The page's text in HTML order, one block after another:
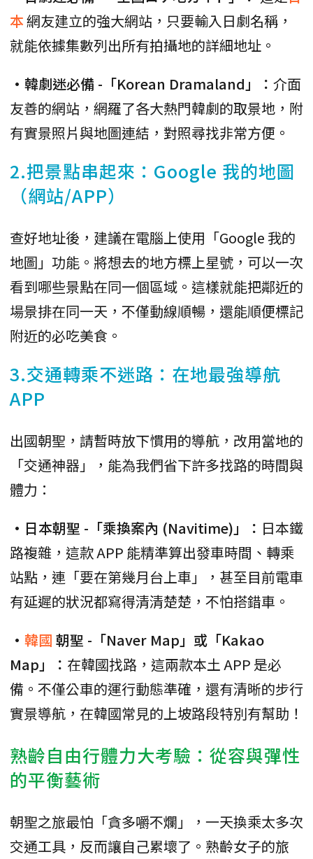
本網友建立的強大網站，只要輸入日劇名稱，
就能依據集數列出所有拍攝地的詳細地址。
•韓劇迷必備 -「Korean Dramaland」： 介面
友善的網站，網羅了各大熱門韓劇的取景地，附
有實景照片與地圖連結，對照尋找非常方便。
2.把景點串起來：Google 我的地圖
（網站/APP）
查好地址後，建議在電腦上使用「Google 我的
地圖」功能。將想去的地方標上星號，可以一次
看到哪些景點在同一個區域。這樣就能把鄰近的
場景排在同一天，不僅動線順暢，還能順便標記
附近的必吃美食。
3.交通轉乘不迷路：在地最強導航
APP
出國朝聖，請暫時放下慣用的導航，改用當地的
「交通神器」，能為我們省下許多找路的時間與
體力：
•日本朝聖 -「乘換案內 (Navitime)」： 日本鐵
路複雜，這款 APP 能精準算出發車時間、轉乘
站點，連「要在第幾月台上車」，甚至目前電車
有延遲的狀況都寫得清清楚楚，不怕搭錯車。
• 韓國 朝聖 -「Naver Map」或「Kakao
Map」： 在韓國找路，這兩款本土 APP 是必
備。不僅公車的運行動態準確，還有清晰的步行
實景導航，在韓國常見的上坡路段特別有幫助！
熟齡自由行體力大考驗：從容與彈性
的平衡藝術
朝聖之旅最怕「貪多嚼不爛」，一天換乘太多次
交通工具，反而讓自己累壞了。熟齡女子的旅